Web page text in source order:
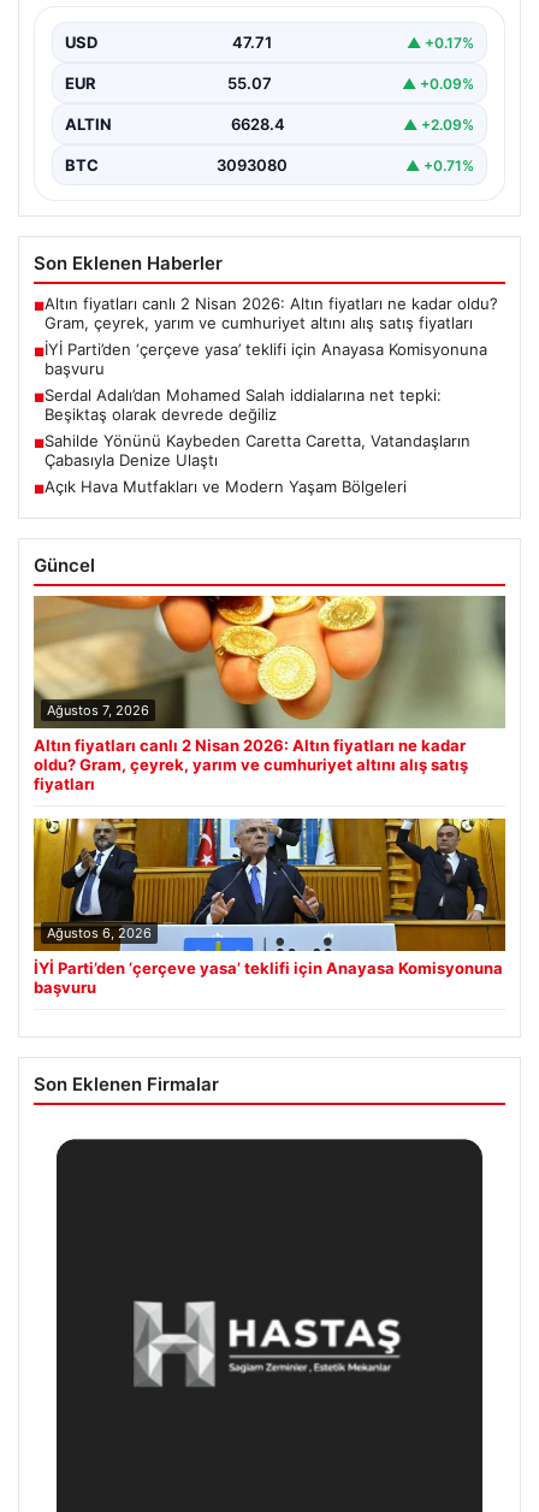
USD 47.71 ▲ +0.17%
EUR 55.07 ▲ +0.09%
ALTIN 6628.4 ▲ +2.09%
BTC 3093080 ▲ +0.71%
Son Eklenen Haberler
■Altın fiyatları canlı 2 Nisan 2026: Altın fiyatları ne kadar oldu?
Gram, çeyrek, yarım ve cumhuriyet altını alış satış fiyatları
■İYİ Parti’den ‘çerçeve yasa’ teklifi için Anayasa Komisyonuna
başvuru
■Serdal Adalı’dan Mohamed Salah iddialarına net tepki:
Beşiktaş olarak devrede değiliz
■Sahilde Yönünü Kaybeden Caretta Caretta, Vatandaşların
Çabasıyla Denize Ulaştı
■Açık Hava Mutfakları ve Modern Yaşam Bölgeleri
Güncel
Ağustos 7, 2026
Altın fiyatları canlı 2 Nisan 2026: Altın fiyatları ne kadar
oldu? Gram, çeyrek, yarım ve cumhuriyet altını alış satış
fiyatları
Ağustos 6, 2026
İYİ Parti’den ‘çerçeve yasa’ teklifi için Anayasa Komisyonuna
başvuru
Son Eklenen Firmalar